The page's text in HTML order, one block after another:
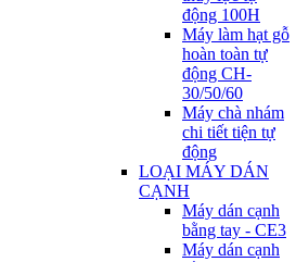
động 100H
Máy làm hạt gỗ
hoàn toàn tự
động CH-
30/50/60
Máy chà nhám
chi tiết tiện tự
động
LOẠI MÁY DÁN
CẠNH
Máy dán cạnh
bằng tay - CE3
Máy dán cạnh